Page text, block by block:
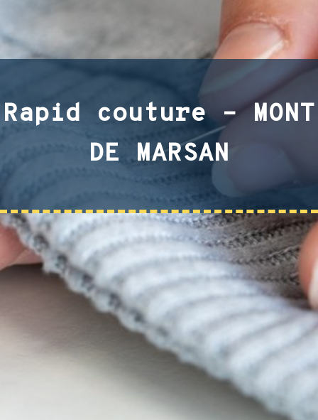
Rapid couture – MONT
DE MARSAN